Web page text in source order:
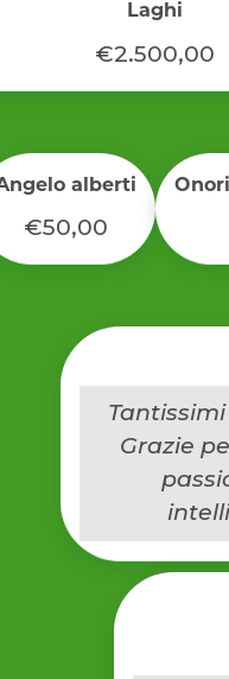
Laghi
€2.500,00
alberti
€50,00
Grazie